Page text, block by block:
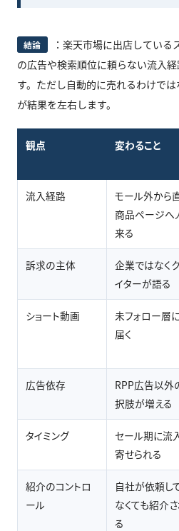
結論
：楽天市場に出店してい
の広告や検索順位に頼らない流入
す。ただし自動的に売れるわけで
が結果を左右します。
観点 変わること
流入経路
モール外から
商品ページへ
来る
訴求の主体
企業ではなく
イターが語る
ショート動画
未フォロー層
届く
広告依存
RPP広告以外
択肢が増える
タイミング
セール期に流
寄せられる
紹介のコントロ
ール
自社が依頼し
なくても紹介
る